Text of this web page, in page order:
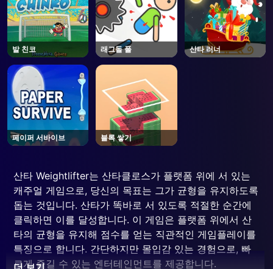
발 친코 래그돌 폴 산타 러너
페이퍼 서바이브 블록 쌓기
산타 Weightlifter는 산타클로스가 플랫폼 위에 서 있는
캐주얼 게임으로, 당신의 목표는 그가 균형을 유지하도록
돕는 것입니다. 산타가 똑바로 서 있도록 적절한 순간에
클릭하면 이를 달성합니다. 이 게임은 플랫폼 위에서 산
타의 균형을 유지해 점수를 얻는 직관적인 게임플레이를
특징으로 합니다. 간단하지만 몰입감 있는 경험으로, 빠
르게 즐길 수 있는 엔터테인먼트를 제공합니다.